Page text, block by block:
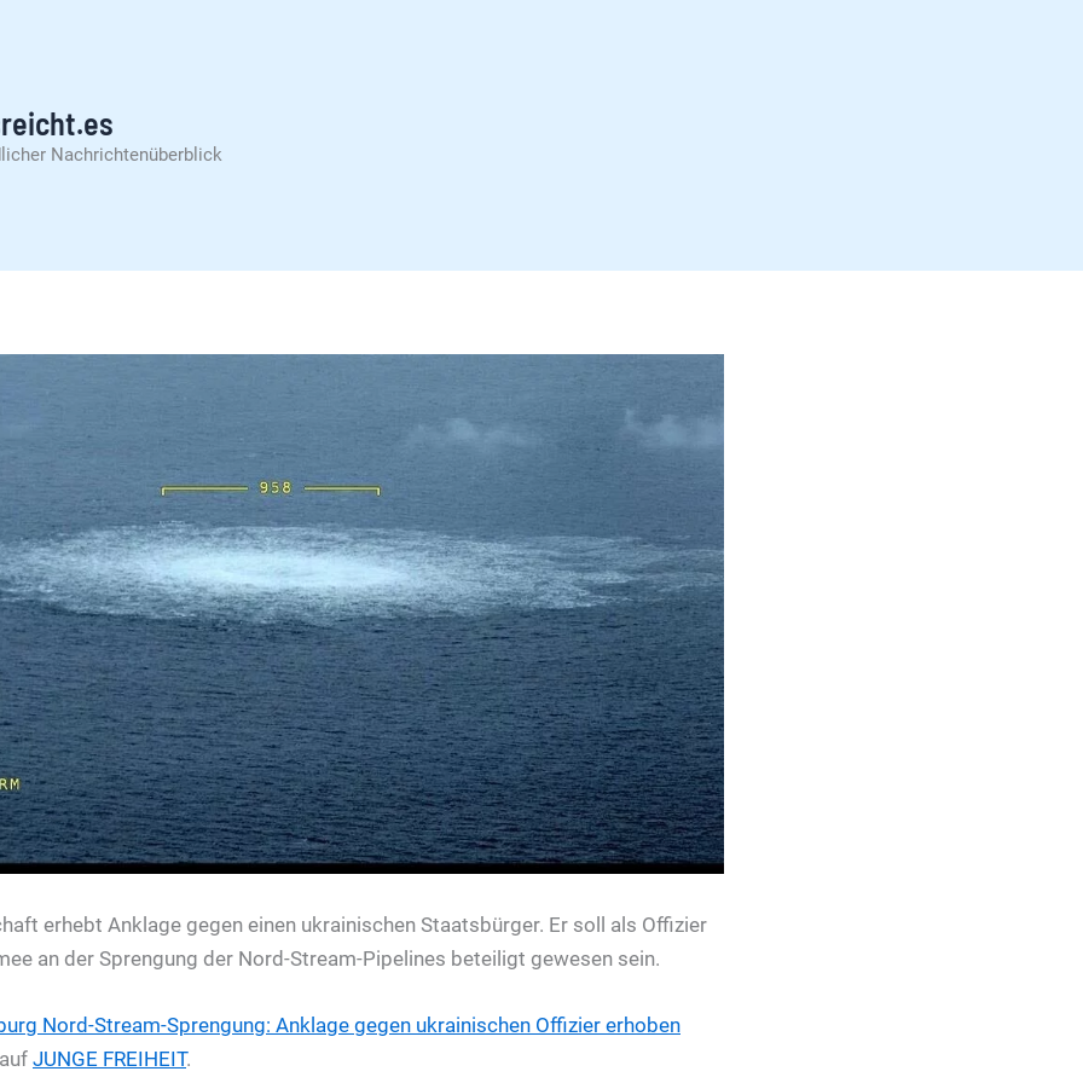
Nachrichtenüberblick
erhebt Anklage gegen einen ukrainischen Staatsbürger. Er soll als Offizier
an der Sprengung der Nord-Stream-Pipelines beteiligt gewesen sein.
Nord-Stream-Sprengung: Anklage gegen ukrainischen Offizier erhoben
JUNGE FREIHEIT.